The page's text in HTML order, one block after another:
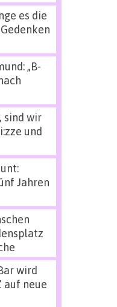
es die
„B-
sind wir
und
Jahren
wird
auf neue